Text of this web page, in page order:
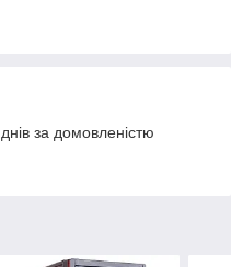
за домовленістю